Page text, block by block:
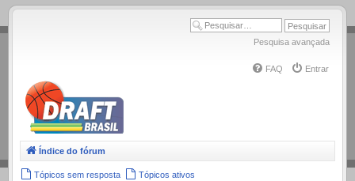
.
Pesquisa avançada
FAQ Entrar
Índice do fórum
Tópicos sem resposta Tópicos ativos